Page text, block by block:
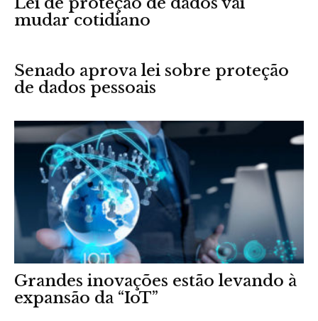
mudar cotidiano
Senado aprova lei sobre proteção
de dados pessoais
Grandes inovações estão levando à
expansão da “IoT”